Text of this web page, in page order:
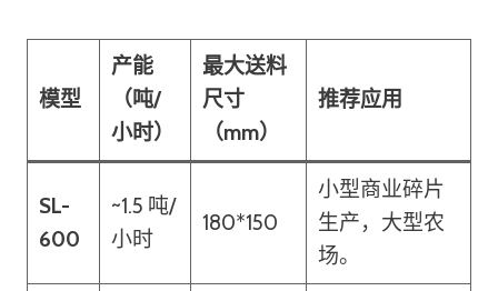
模型
产能
（吨/
小时）
最大送料
尺寸
（mm）
推荐应用
SL-
600
~1.5 吨/
小时
180*150
小型商业碎片
生产，大型农
场。